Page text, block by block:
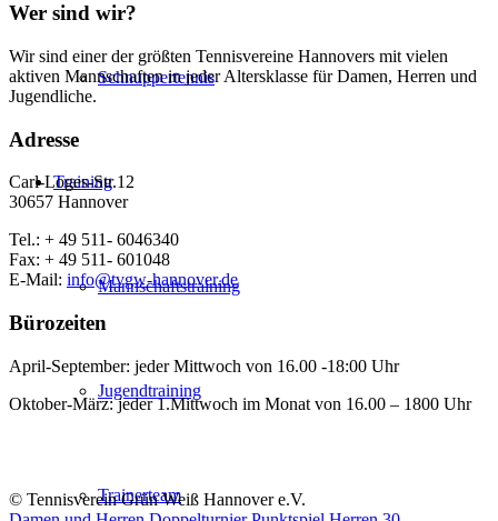
Schnuppertennis
Training
Mannschaftstraining
Jugendtraining
Trainerteam
Wer sind wir?
Wir sind einer der größten Tennisvereine Hannovers mit vielen
aktiven Mannschaften in jeder Altersklasse für Damen, Herren und
Jugendliche.
Adresse
Carl-Loges-Str.12
30657 Hannover
Tel.: + 49 511- 6046340
Fax: + 49 511- 601048
E-Mail: info@tvgw-hannover.de
Bürozeiten
April-September: jeder Mittwoch von 16.00 -18:00 Uhr
Oktober-März: jeder 1.Mittwoch im Monat von 16.00 – 1800 Uhr
© Tennisverein Grün Weiß Hannover e.V.